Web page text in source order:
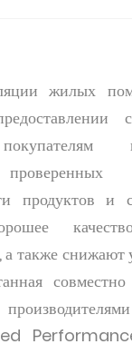
жилых
продуктов и
также снижают
Performance